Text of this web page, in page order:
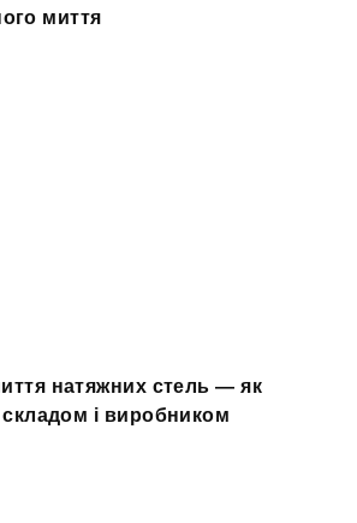
миття
натяжних стель — як
і виробником